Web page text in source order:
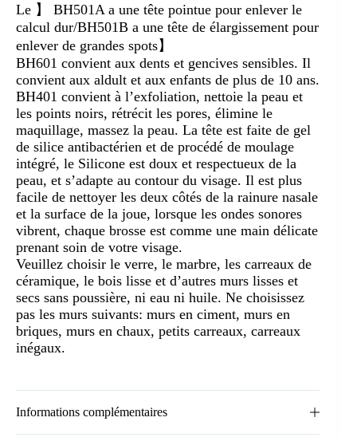
Le 】 BH501A a une tête pointue pour enlever le
calcul dur/BH501B a une tête de élargissement pour
enlever de grandes spots】
BH601 convient aux dents et gencives sensibles. Il
convient aux aldult et aux enfants de plus de 10 ans.
BH401 convient à l’exfoliation, nettoie la peau et
les points noirs, rétrécit les pores, élimine le
maquillage, massez la peau. La tête est faite de gel
de silice antibactérien et de procédé de moulage
intégré, le Silicone est doux et respectueux de la
peau, et s’adapte au contour du visage. Il est plus
facile de nettoyer les deux côtés de la rainure nasale
et la surface de la joue, lorsque les ondes sonores
vibrent, chaque brosse est comme une main délicate
prenant soin de votre visage.
Veuillez choisir le verre, le marbre, les carreaux de
céramique, le bois lisse et d’autres murs lisses et
secs sans poussière, ni eau ni huile. Ne choisissez
pas les murs suivants: murs en ciment, murs en
briques, murs en chaux, petits carreaux, carreaux
inégaux.
Informations complémentaires